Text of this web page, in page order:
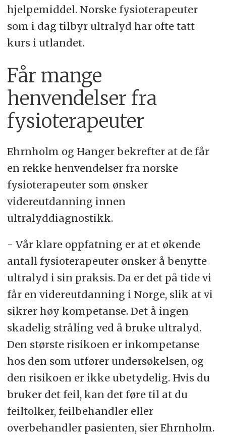
hjelpemiddel. Norske fysioterapeuter
som i dag tilbyr ultralyd har ofte tatt
kurs i utlandet.
Får mange
henvendelser fra
fysioterapeuter
Ehrnholm og Hanger bekrefter at de får
en rekke henvendelser fra norske
fysioterapeuter som ønsker
videreutdanning innen
ultralyddiagnostikk.
- Vår klare oppfatning er at et økende
antall fysioterapeuter ønsker å benytte
ultralyd i sin praksis. Da er det på tide vi
får en videreutdanning i Norge, slik at vi
sikrer høy kompetanse. Det å ingen
skadelig stråling ved å bruke ultralyd.
Den største risikoen er inkompetanse
hos den som utfører undersøkelsen, og
den risikoen er ikke ubetydelig. Hvis du
bruker det feil, kan det føre til at du
feiltolker, feilbehandler eller
overbehandler pasienten, sier Ehrnholm.